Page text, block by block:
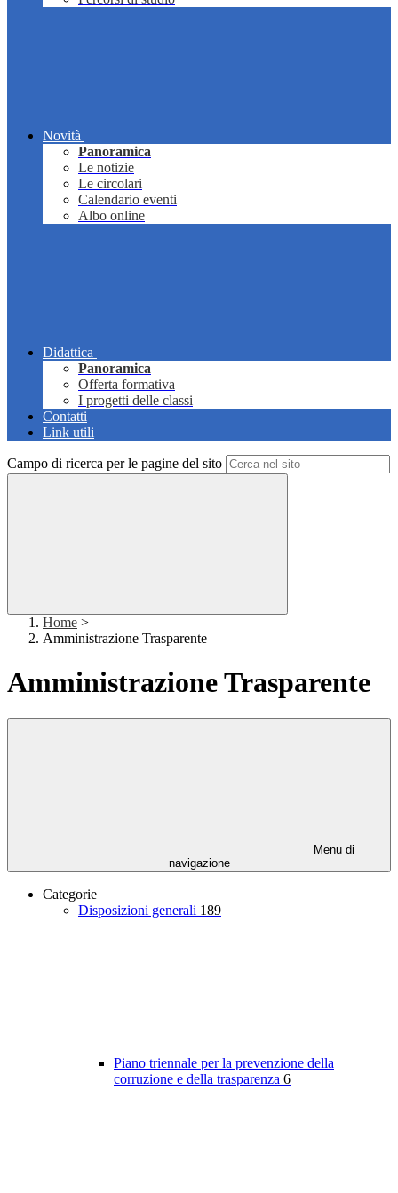
Novità
Panoramica
Le notizie
Le circolari
Calendario eventi
Albo online
Didattica
Panoramica
Offerta formativa
I progetti delle classi
Contatti
Link utili
Campo di ricerca per le pagine del sito
Home >
Amministrazione Trasparente
Amministrazione Trasparente
Menu di
navigazione
Categorie
Disposizioni generali 189
Piano triennale per la prevenzione della
corruzione e della trasparenza 6